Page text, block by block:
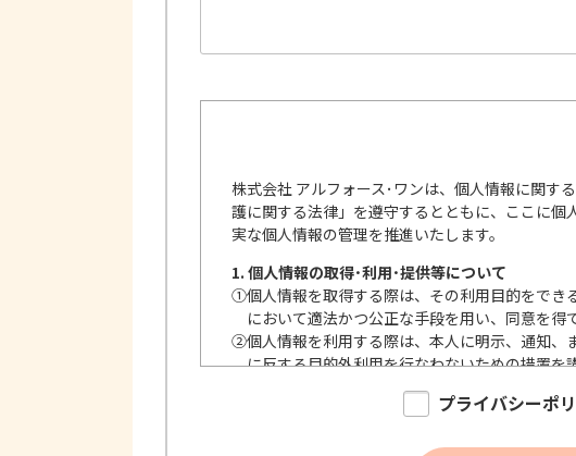
株式会社 アルフォース･ワンは、個人情報に関す
護に関する法律」を遵守するとともに、ここに
実な個人情報の管理を推進いたします。
1. 個人情報の取得･利用･提供等について
①個人情報を取得する際は、その利用目的をで
において適法かつ公正な手段を用い、同意を得
②個人情報を利用する際は、本人に明示、通知
に反する目的外利用を行なわないための措置を
個人情報を第三者に提供またはその取扱いを
内で、適法にこれを行います。プライバシーポ